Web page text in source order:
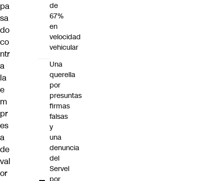
pa
sa
do
co
ntr
a
la
e
m
pr
es
a
de
val
or
de
67%
en
velocidad
vehicular
Una
querella
por
presuntas
firmas
falsas
y
una
denuncia
del
Servel
por